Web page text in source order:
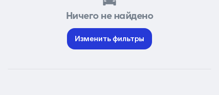
Ничего не найдено
Изменить фильтры